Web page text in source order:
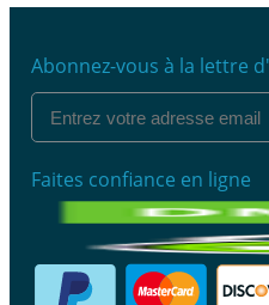
Abonnez-vous à la lettre
Faites confiance en ligne